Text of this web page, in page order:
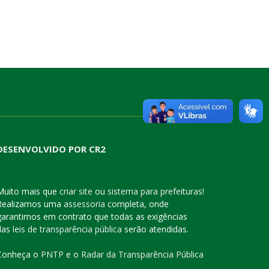
POR CR2
mais que criar site ou sistema para prefeituras!
uma assessoria completa, onde
em contrato que todas as exigências
leis de transparência pública serão atendidas.
o PNTP e o Radar da Transparência Pública